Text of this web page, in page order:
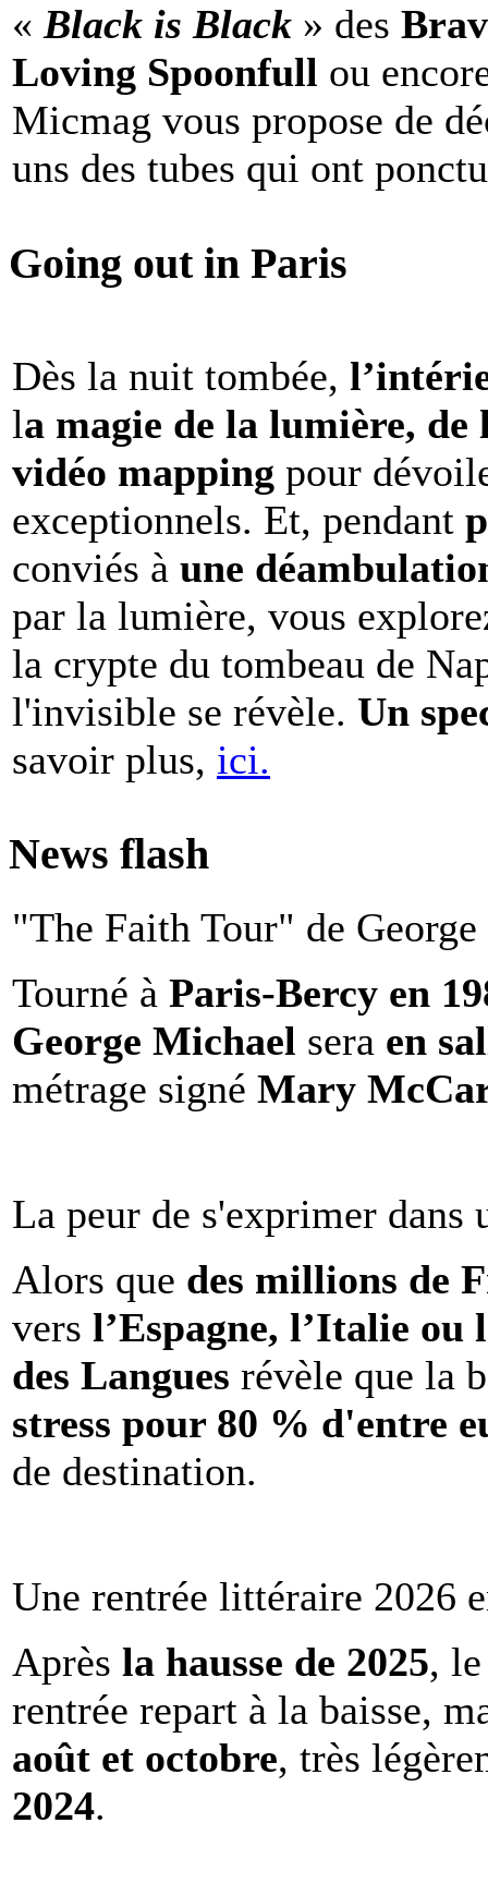
« Black is Black » des
Loving Spoonfull ou
Micmag vous propose de
uns des tubes qui ont
Going out in Paris
Dès la nuit tombée,
la magie de la lumière,
vidéo mapping pour
exceptionnels. Et, pendant
conviés à une
par la lumière, vous
la crypte du tombeau de
l'invisible se révèle. Un
savoir plus, ici.
News flash
"The Faith Tour" de
Tourné à Paris-Bercy en
George Michael sera en
métrage signé Mary
La peur de s'exprimer dans
Alors que des millions de
vers l’Espagne, l’Italie ou
des Langues révèle que la
stress pour 80 % d'entre
de destination.
Une rentrée littéraire 2026
Après la hausse de 2025,
rentrée repart à la baisse,
août et octobre, très
2024.